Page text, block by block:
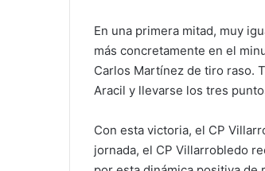
En una primera mitad, muy
más concretamente en el
Carlos Martínez de tiro raso.
Aracil y llevarse los tres
Con esta victoria, el CP
jornada, el CP Villarrobledo